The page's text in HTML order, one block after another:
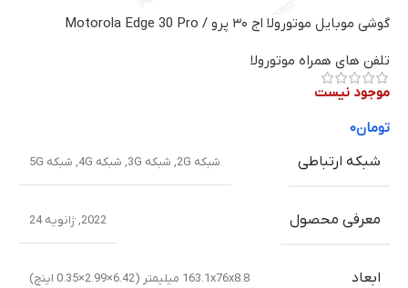
گوشی موبایل موتورولا اج ۳۰ پرو / Motorola Edge 30 Pro
تلفن های همراه موتورولا
موجود نیست
تومان۰
شبکه ارتباطی
شبکه 2G , شبکه 3G , شبکه 4G , شبکه 5G
معرفی محصول 2022, ژانویه 24
ابعاد 163.1x76x8.8 میلیمتر (6.42×2.99×0.35 اینچ)